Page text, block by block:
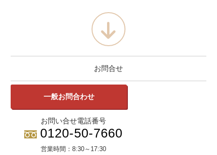
お問合せ
一般お問合わせ
お問い合せ電話番号
0120-50-7660
営業時間： 8:30～17:30